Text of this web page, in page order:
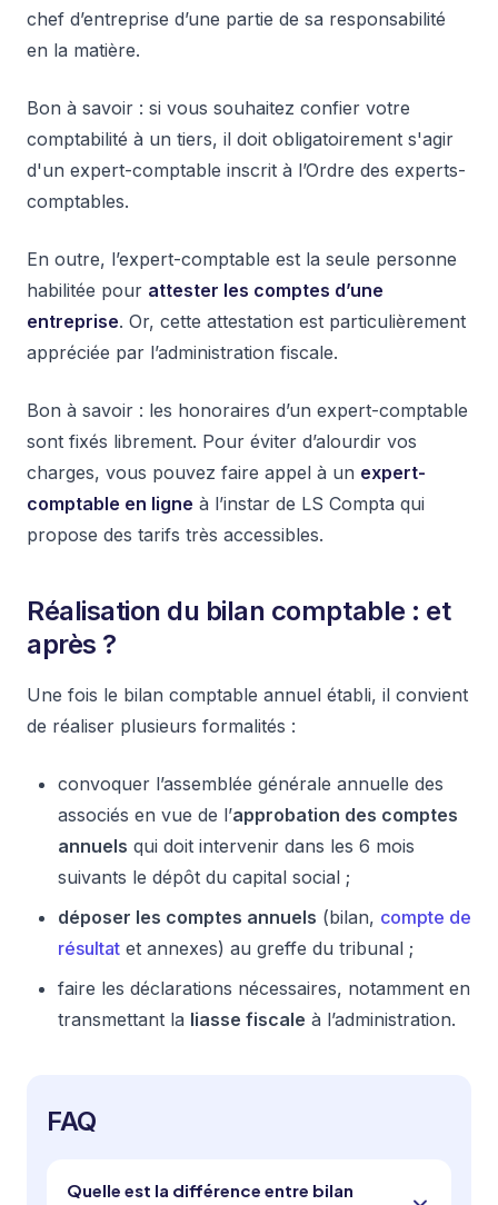
chef d’entreprise d’une partie de sa responsabilité
en la matière.
Bon à savoir : si vous souhaitez confier votre
comptabilité à un tiers, il doit obligatoirement s'agir
d'un expert-comptable inscrit à l’Ordre des experts-
comptables.
En outre, l’expert-comptable est la seule personne
habilitée pour attester les comptes d’une
entreprise. Or, cette attestation est particulièrement
appréciée par l’administration fiscale.
Bon à savoir : les honoraires d’un expert-comptable
sont fixés librement. Pour éviter d’alourdir vos
charges, vous pouvez faire appel à un expert-
comptable en ligne à l’instar de LS Compta qui
propose des tarifs très accessibles.
Réalisation du bilan comptable : et
après ?
Une fois le bilan comptable annuel établi, il convient
de réaliser plusieurs formalités :
convoquer l’assemblée générale annuelle des
associés en vue de l’approbation des comptes
annuels qui doit intervenir dans les 6 mois
suivants le dépôt du capital social ;
déposer les comptes annuels (bilan, compte de
résultat et annexes) au greffe du tribunal ;
faire les déclarations nécessaires, notamment en
transmettant la liasse fiscale à l’administration.
FAQ
Quelle est la différence entre bilan